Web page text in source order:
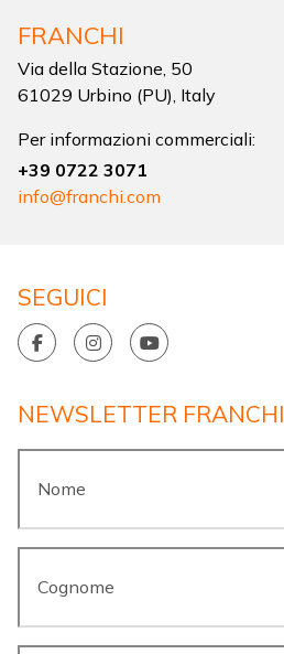
FRANCHI
Via della Stazione, 50
61029 Urbino (PU), Italy
Per informazioni commerciali:
+39 0722 3071
info@franchi.com
SEGUICI
NEWSLETTER FRANCHI